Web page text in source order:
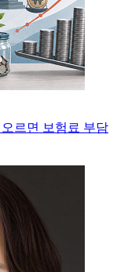
르면 보험료 부담